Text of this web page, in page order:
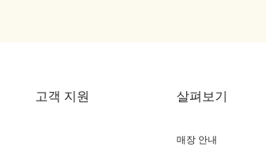
고객 지원 살펴보기
매장 안내